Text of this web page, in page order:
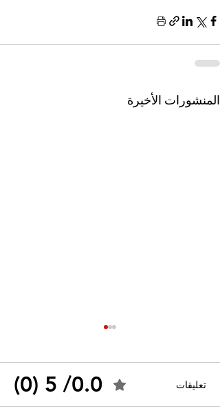
المنشورات الأخيرة
تعليقات 0.0/ 5 (0)